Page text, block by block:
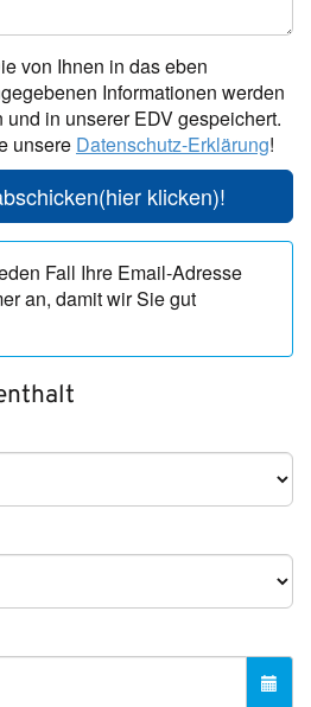
von Ihnen in das eben
Informationen werden
in unserer EDV gespeichert.
unsere Datenschutz-Erklärung!
(hier klicken)!
Fall Ihre Email-Adresse
an, damit wir Sie gut